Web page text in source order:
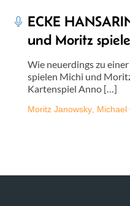
ECKE
und Moritz
Wie neuerdings zu
spielen Michi und
Kartenspiel Anno […]
Moritz Janowsky Michael